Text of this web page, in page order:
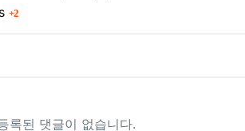
2회 연결
록된 댓글이 없습니다.